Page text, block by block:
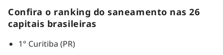
Confira o ranking do saneamento nas 26
capitais brasileiras
1° Curitiba (PR)